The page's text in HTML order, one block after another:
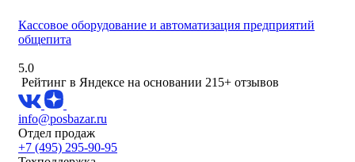
Кассовое оборудование и автоматизация предприятий
общепита
5.0
Рейтинг в Яндексе на основании 215+ отзывов
info@posbazar.ru
Отдел продаж
+7 (495) 295-90-95